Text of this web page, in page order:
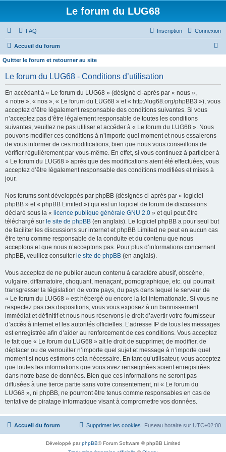
Le forum du LUG68
FAQ Connexion
Inscription
Accueil du forum
Quitter le forum et retourner au site
Le forum du LUG68 - Conditions d’utilisation
En accédant à « Le forum du LUG68 » (désigné ci-après par « nous »,
« notre », « nos », « Le forum du LUG68 » et « http://lug68.org/phpBB3 »), vous
acceptez d’être légalement responsable des conditions suivantes. Si vous
n’acceptez pas d’être légalement responsable de toutes les conditions
suivantes, veuillez ne pas utiliser et accéder à « Le forum du LUG68 ». Nous
pouvons modifier ces conditions à n’importe quel moment et nous essaierons
de vous informer de ces modifications, bien que nous vous conseillons de
vérifier régulièrement par vous-même. En effet, si vous continuez à participer à
« Le forum du LUG68 » après que des modifications aient été effectuées, vous
acceptez d’être légalement responsable des conditions modifiées et mises à
jour.
Nos forums sont développés par phpBB (désignés ci-après par « logiciel
phpBB » et « phpBB Limited ») qui est un logiciel de forum de discussions
déclaré sous la « licence publique générale GNU 2.0 » et qui peut être
téléchargé sur le site de phpBB (en anglais). Le logiciel phpBB a pour seul but
de faciliter les discussions sur internet et phpBB Limited ne peut en aucun cas
être tenu comme responsable de la conduite et du contenu que nous
acceptons et que nous n’acceptons pas. Pour plus d’informations concernant
phpBB, veuillez consulter le site de phpBB (en anglais).
Vous acceptez de ne publier aucun contenu à caractère abusif, obscène,
vulgaire, diffamatoire, choquant, menaçant, pornographique, etc. qui pourrait
transgresser la législation de votre pays, du pays dans lequel le serveur de
« Le forum du LUG68 » est hébergé ou encore la loi internationale. Si vous ne
respectez pas ces dispositions, vous vous exposez à un bannissement
immédiat et définitif et nous nous réservons le droit d’avertir votre fournisseur
d’accès à internet et les autorités officielles. L’adresse IP de tous les messages
est enregistrée afin d’aider au renforcement de ces conditions. Vous acceptez
le fait que « Le forum du LUG68 » ait le droit de supprimer, de modifier, de
déplacer ou de verrouiller n’importe quel sujet et message à n’importe quel
moment si nous estimons cela nécessaire. En tant qu’utilisateur, vous acceptez
que toutes les informations que vous avez renseignées soient enregistrées
dans notre base de données. Bien que ces informations ne seront pas
diffusées à une tierce partie sans votre consentement, ni « Le forum du
LUG68 », ni phpBB, ne pourront être tenus comme responsables en cas de
tentative de piratage informatique visant à compromettre vos données.
Accueil du forum Fuseau horaire sur UTC+02:00
Supprimer les cookies
Développé parphpBB® Forum Software © phpBB Limited